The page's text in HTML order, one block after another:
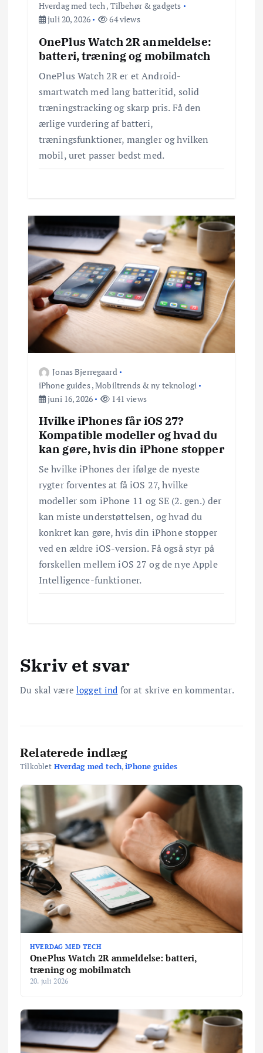
Hverdag med tech, Tilbehør & gadgets
juli 20, 2026
64 views
OnePlus Watch 2R anmeldelse:
batteri, træning og mobilmatch
OnePlus Watch 2R er et Android-
smartwatch med lang batteritid, solid
træningstracking og skarp pris. Få den
ærlige vurdering af batteri,
træningsfunktioner, mangler og hvilken
mobil, uret passer bedst med.
Jonas Bjerregaard
iPhone guides,Mobiltrends & ny teknologi
juni 16, 2026
141 views
Hvilke iPhones får iOS 27?
Kompatible modeller og hvad du
kan gøre, hvis din iPhone stopper
Se hvilke iPhones der ifølge de nyeste
rygter forventes at få iOS 27, hvilke
modeller som iPhone 11 og SE (2. gen.) der
kan miste understøttelsen, og hvad du
konkret kan gøre, hvis din iPhone stopper
ved en ældre iOS-version. Få også styr på
forskellen mellem iOS 27 og de nye Apple
Intelligence-funktioner.
Skriv et svar
Du skal værelogget ind for at skrive en kommentar.
Relaterede indlæg
Tilkoblet Hverdag med tech,iPhone guides
HVERDAG MED TECH
OnePlus Watch 2R anmeldelse: batteri,
træning og mobilmatch
20. juli 2026